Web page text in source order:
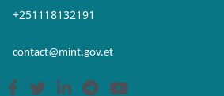
Skip to Main Content
Open Accessibility Menu
+251118132191
contact@mint.gov.et